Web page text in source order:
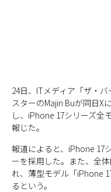
24日、ITメディア「ザ・
スターのMajin Buが同日X
し、iPhone 17シリーズ全
報じた。
報道によると、iPhone 17
ーを採用した。また、全
れ、薄型モデル「iPhone
るという。